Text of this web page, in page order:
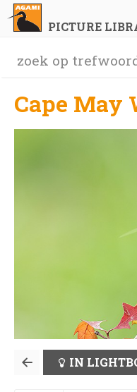
PICTURE
Cape May
IN